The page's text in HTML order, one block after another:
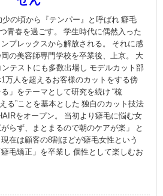
の頃から『テンパー』と呼ばれ 癖毛
青春を過ごす。 学生時代に偶然入った
プレックスから解放される。 それに感
の美容師専門学校を卒業後、上京。 大
テストにも多数出場し モデルカット部
万人を超えるお客様のカットをする傍
」をテーマとして研究を続け “梳
る”ことを基本とした 独自のカット技法
をオープン。 当初より癖毛に悩む女
らず、まとまるので朝のケアが楽」 と
在は顧客の8割ほどが癖毛女性という
毛矯正」を卒業し 個性として楽しむお